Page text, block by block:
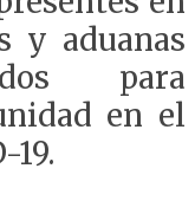
y aduanas
para
en el
19.